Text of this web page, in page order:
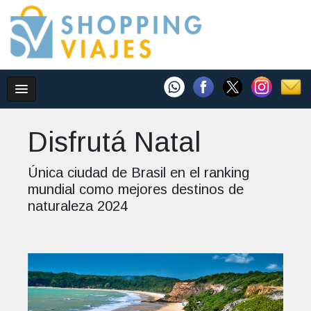
Disfrutá Natal
Única ciudad de Brasil en el ranking
mundial como mejores destinos de
naturaleza 2024